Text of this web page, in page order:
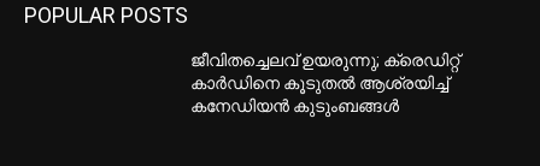
POPULAR POSTS
ജീവിതച്ചെലവ് ഉയരുന്നു; ക്രെഡിറ്റ്
കാർഡിനെ കൂടുതൽ ആശ്രയിച്ച്
കനേഡിയൻ കുടുംബങ്ങൾ